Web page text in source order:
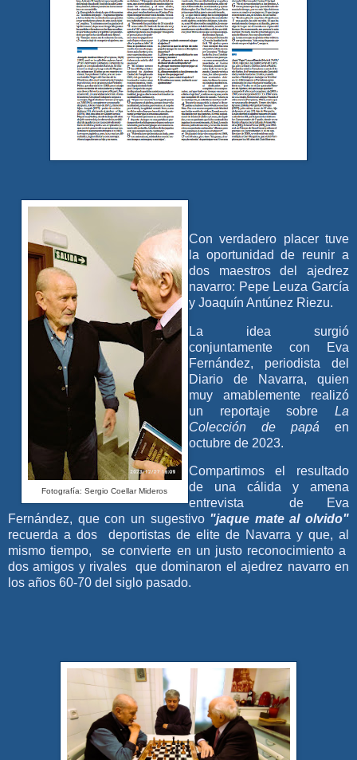
Fotografía: Sergio Coellar Mideros
Con verdadero placer tuve
la oportunidad de reunir a
dos maestros del ajedrez
navarro: Pepe Leuza García
y Joaquín Antúnez Riezu.
La idea surgió
conjuntamente con Eva
Fernández, periodista del
Diario de Navarra, quien
muy amablemente realizó
un reportaje sobre La
Colección de papá en
octubre de 2023.
Compartimos el resultado
de una cálida y amena
entrevista de Eva
Fernández, que con un sugestivo "jaque mate al olvido"
recuerda a dos deportistas de elite de Navarra y que, al
mismo tiempo, se convierte en un justo reconocimiento a
dos amigos y rivales que dominaron el ajedrez navarro en
los años 60-70 del siglo pasado.